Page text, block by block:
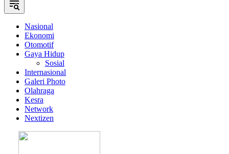
Nasional
Ekonomi
Otomotif
Gaya Hidup
Sosial
Internasional
Galeri Photo
Olahraga
Kesra
Network
Nextizen